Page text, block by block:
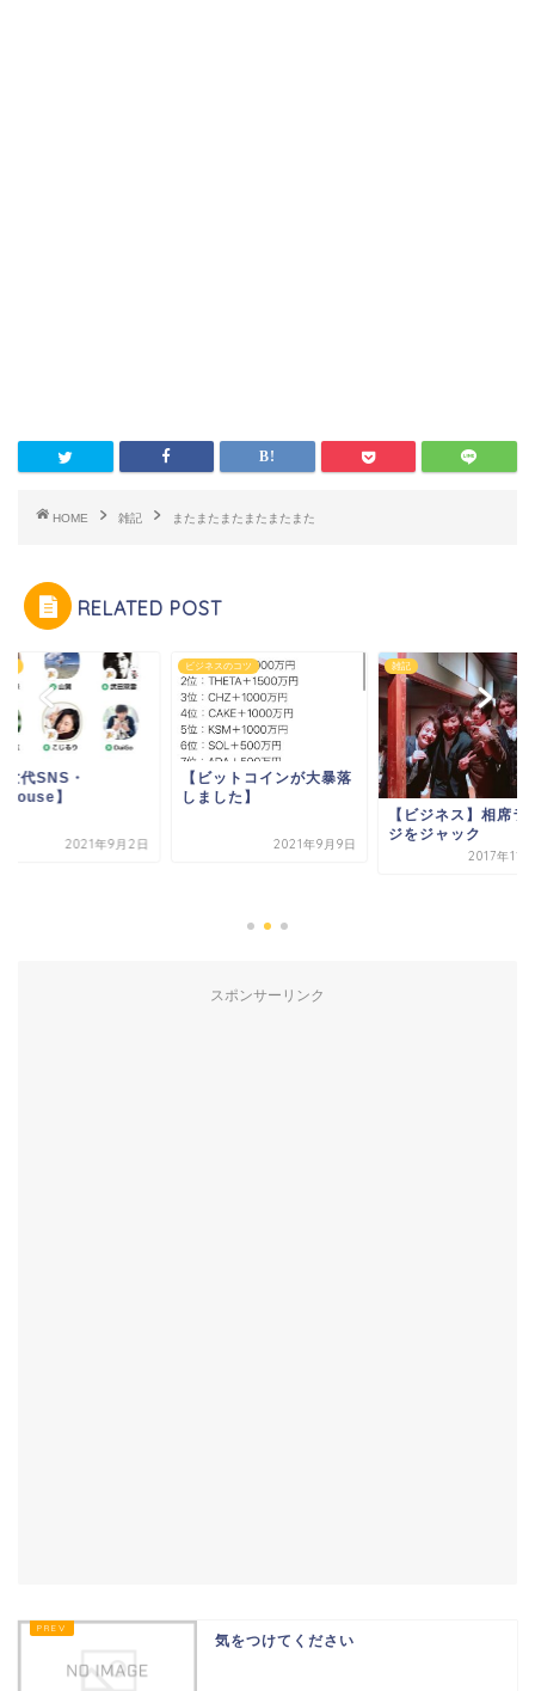
HOME 雑記 またまたまたまたまたまた
RELATED POST
世代SNS・
】
2021年9月2日
ビジネスのコツ
【ビットコインが大暴落
しました】
2021年9月9日
雑記
【ビジネス】相席ラ
ジをジャック
2017年11
スポンサーリンク
気をつけてください